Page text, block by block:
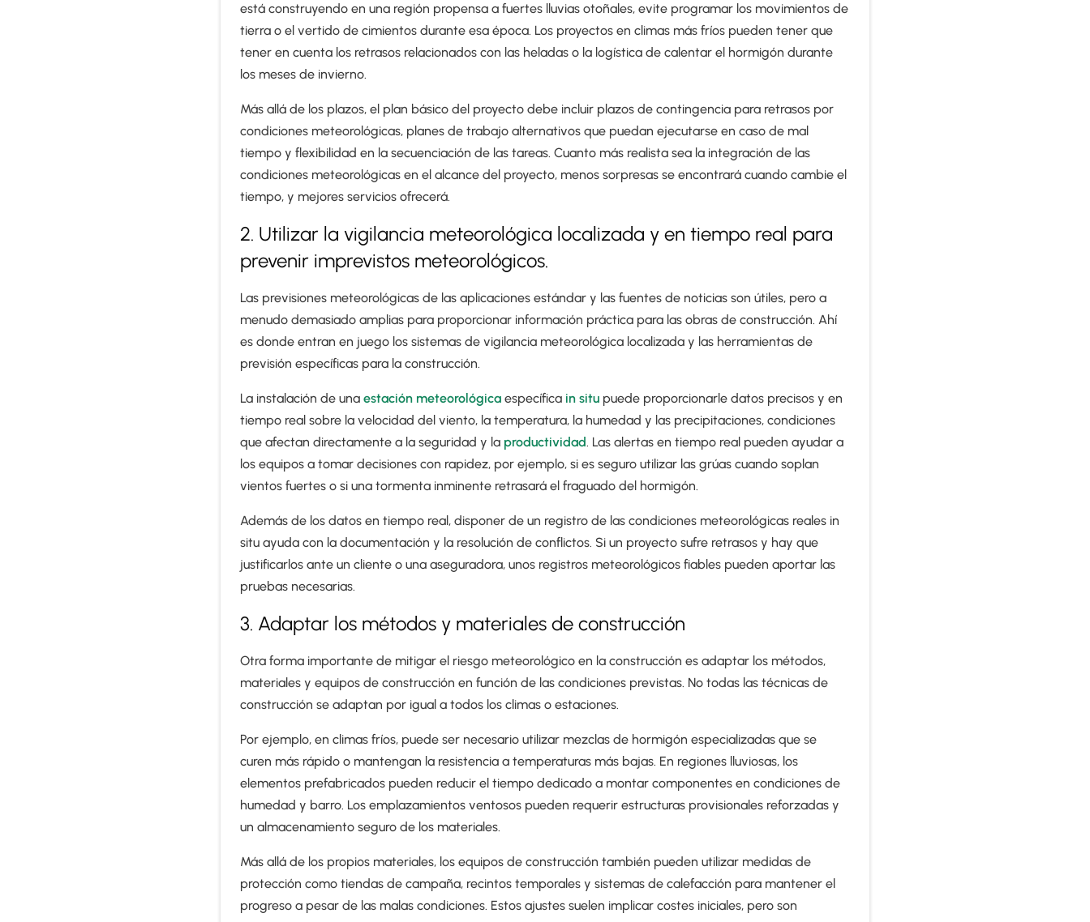
está construyendo en una región propensa a fuertes lluvias otoñales, evite programar los movimientos de
tierra o el vertido de cimientos durante esa época. Los proyectos en climas más fríos pueden tener que
tener en cuenta los retrasos relacionados con las heladas o la logística de calentar el hormigón durante
los meses de invierno.
Más allá de los plazos, el plan básico del proyecto debe incluir plazos de contingencia para retrasos por
condiciones meteorológicas, planes de trabajo alternativos que puedan ejecutarse en caso de mal
tiempo y flexibilidad en la secuenciación de las tareas. Cuanto más realista sea la integración de las
condiciones meteorológicas en el alcance del proyecto, menos sorpresas se encontrará cuando cambie el
tiempo, y mejores servicios ofrecerá.
2. Utilizar la vigilancia meteorológica localizada y en tiempo real para
prevenir imprevistos meteorológicos.
Las previsiones meteorológicas de las aplicaciones estándar y las fuentes de noticias son útiles, pero a
menudo demasiado amplias para proporcionar información práctica para las obras de construcción. Ahí
es donde entran en juego los sistemas de vigilancia meteorológica localizada y las herramientas de
previsión específicas para la construcción.
La instalación de una estación meteorológica específica in situ puede proporcionarle datos precisos y en
tiempo real sobre la velocidad del viento, la temperatura, la humedad y las precipitaciones, condiciones
que afectan directamente a la seguridad y la productividad. Las alertas en tiempo real pueden ayudar a
los equipos a tomar decisiones con rapidez, por ejemplo, si es seguro utilizar las grúas cuando soplan
vientos fuertes o si una tormenta inminente retrasará el fraguado del hormigón.
Además de los datos en tiempo real, disponer de un registro de las condiciones meteorológicas reales in
situ ayuda con la documentación y la resolución de conflictos. Si un proyecto sufre retrasos y hay que
justificarlos ante un cliente o una aseguradora, unos registros meteorológicos fiables pueden aportar las
pruebas necesarias.
3. Adaptar los métodos y materiales de construcción
Otra forma importante de mitigar el riesgo meteorológico en la construcción es adaptar los métodos,
materiales y equipos de construcción en función de las condiciones previstas. No todas las técnicas de
construcción se adaptan por igual a todos los climas o estaciones.
Por ejemplo, en climas fríos, puede ser necesario utilizar mezclas de hormigón especializadas que se
curen más rápido o mantengan la resistencia a temperaturas más bajas. En regiones lluviosas, los
elementos prefabricados pueden reducir el tiempo dedicado a montar componentes en condiciones de
humedad y barro. Los emplazamientos ventosos pueden requerir estructuras provisionales reforzadas y
un almacenamiento seguro de los materiales.
Más allá de los propios materiales, los equipos de construcción también pueden utilizar medidas de
protección como tiendas de campaña, recintos temporales y sistemas de calefacción para mantener el
progreso a pesar de las malas condiciones. Estos ajustes suelen implicar costes iniciales, pero son